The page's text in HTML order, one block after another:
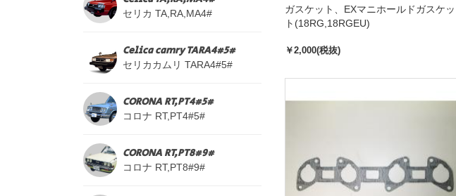
セリカ TA,RA,MA4#
Celica camry TARA4#5#
セリカカムリ TARA4#5#
CORONA RT,PT4#5#
コロナ RT,PT4#5#
CORONA RT,PT8#9#
コロナ RT,PT8#9#
ガスケット、EXマニホールドガスケッ
ト(18RG,18RGEU)
￥2,000(税抜)